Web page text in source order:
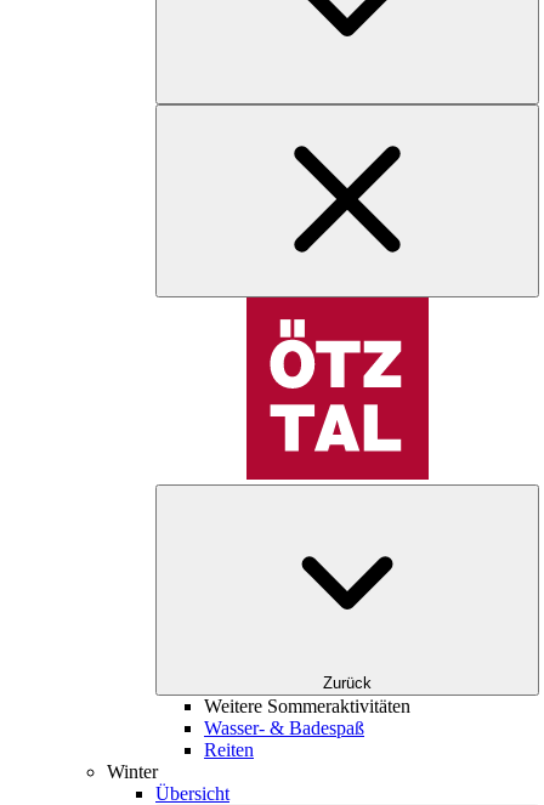
Zurück
Weitere Sommeraktivitäten
Wasser- & Badespaß
Reiten
Winter
Übersicht